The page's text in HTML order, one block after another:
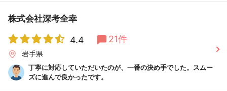
株式会社深考全幸
4.4 21件
岩手県
丁寧に対応していただいたのが、一番の決め手でした。スムー
ズに進んで良かったです。